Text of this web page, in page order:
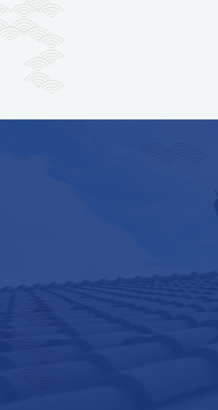
2026.08.06
8/5（水）ナカタケ発電所
2026.08.05
8/4（火）ナカタケ発電所